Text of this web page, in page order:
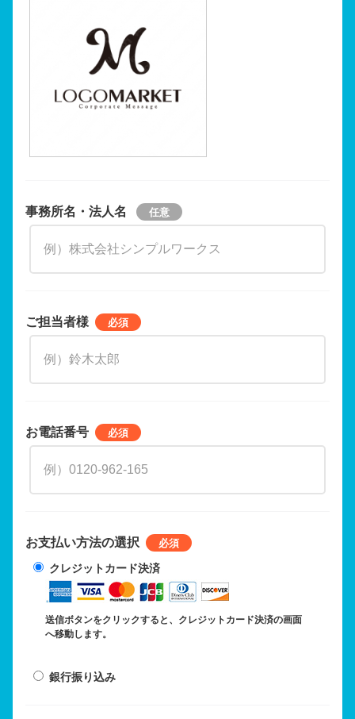
事務所名・法人名
ご担当者様
お電話番号
お支払い方法の選択
クレジットカード決済
送信ボタンをクリックすると、クレジットカード決済の画面
へ移動します。
銀行振り込み